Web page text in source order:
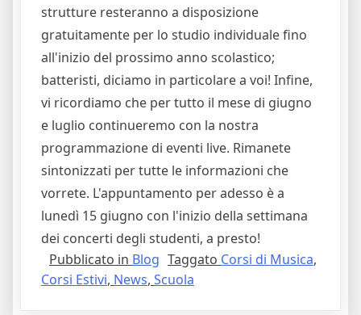
strutture resteranno a disposizione
gratuitamente per lo studio individuale fino
all'inizio del prossimo anno scolastico;
batteristi, diciamo in particolare a voi! Infine,
vi ricordiamo che per tutto il mese di giugno
e luglio continueremo con la nostra
programmazione di eventi live. Rimanete
sintonizzati per tutte le informazioni che
vorrete. L'appuntamento per adesso è a
lunedì 15 giugno con l'inizio della settimana
dei concerti degli studenti, a presto!
Pubblicato in Blog Taggato Corsi di Musica,
Corsi Estivi, News, Scuola